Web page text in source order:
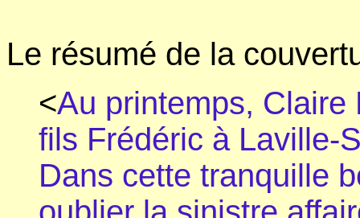
Le résumé de la
<Au printemps,
fils Frédéric à Laville-
Dans cette tranquille